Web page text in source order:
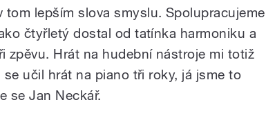
tom lepším slova smyslu. Spolupracujeme
čtyřletý dostal od tatínka harmoniku a
zpěvu. Hrát na hudební nástroje mi totiž
učil hrát na piano tři roky, já jsme to
se Jan Neckář.